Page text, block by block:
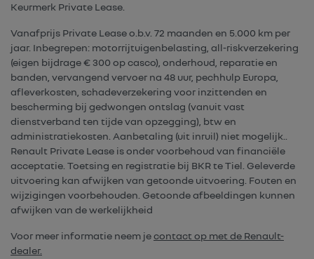
Keurmerk Private Lease.
Vanafprijs Private Lease o.b.v. 72 maanden en 5.000 km per
jaar. Inbegrepen: motorrijtuigenbelasting, all-riskverzekering
(eigen bijdrage € 300 op casco), onderhoud, reparatie en
banden, vervangend vervoer na 48 uur, pechhulp Europa,
afleverkosten, schadeverzekering voor inzittenden en
bescherming bij gedwongen ontslag (vanuit vast
dienstverband ten tijde van opzegging), btw en
administratiekosten. Aanbetaling (uit inruil) niet mogelijk..
Renault Private Lease is onder voorbehoud van financiële
acceptatie. Toetsing en registratie bij BKR te Tiel. Geleverde
uitvoering kan afwijken van getoonde uitvoering. Fouten en
wijzigingen voorbehouden. Getoonde afbeeldingen kunnen
afwijken van de werkelijkheid
Voor meer informatie neem jecontact op met de Renault-
dealer.